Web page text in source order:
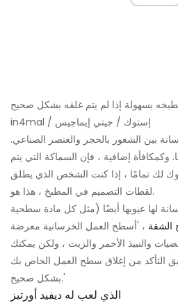
بسهولة إذا لم يتم غلقه بشكل صحيح. |
in4mal / إستوك / جيتي إيماجيس
بين الشعور بالحجر والعنصر الصناعي.
وكمكافأة إضافية ، فإن السماكة التي يتم
لك تمامًا ، إذا كنت الشخص الذي يطلق
لقطات التصميم في المطبخ ، هذا هو.
لها عيوبها أيضًا (مثل كل مادة سطحية
الشقة ، 'أسطح العمل الخرسانية معرضة
والنبيذ الأحمر والزيت ، ولكن يمكنك
التأكد من إغلاق سطح العمل الخاص بك
بشكل صحيح.'
الذي لعب له ديفيد أورتيز